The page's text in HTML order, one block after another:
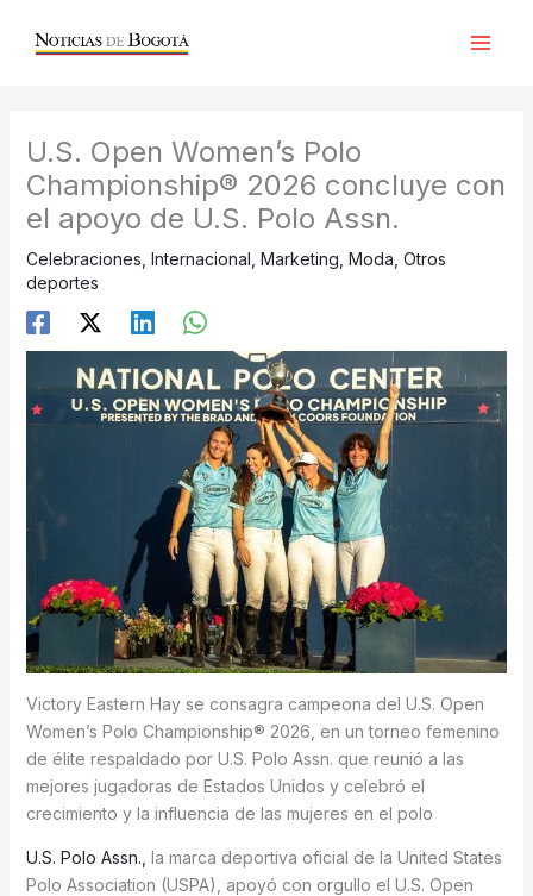
U.S. Open Women’s Polo
Championship® 2026 concluye con
el apoyo de U.S. Polo Assn.
Celebraciones Internacional Marketing Moda Otros
deportes
Victory Eastern Hay se consagra campeona del U.S. Open
Women’s Polo Championship® 2026, en un torneo femenino
de élite respaldado por U.S. Polo Assn. que reunió a las
mejores jugadoras de Estados Unidos y celebró el
crecimiento y la influencia de las mujeres en el polo
U.S. Polo Assn., la marca deportiva oficial de la United States
Polo Association (USPA), apoyó con orgullo el U.S. Open